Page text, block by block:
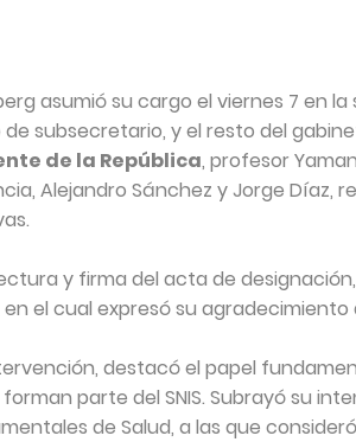
asumió su cargo el viernes 7 en
subsecretario, y el resto del
de la República, profesor
Alejandro Sánchez y Jorge
y firma del acta de
el cual expresó su
destacó el papel
parte del SNIS. Subrayó su
de Salud, a las que